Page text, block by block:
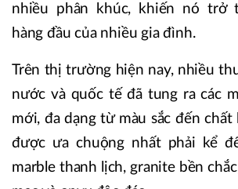
nhiều phân khúc, khiến nó trở
hàng đầu của nhiều gia đình.
Trên thị trường hiện nay, nhiều
nước và quốc tế đã tung ra các
mới, đa dạng từ màu sắc đến
được ưa chuộng nhất phải kể
marble thanh lịch, granite bền